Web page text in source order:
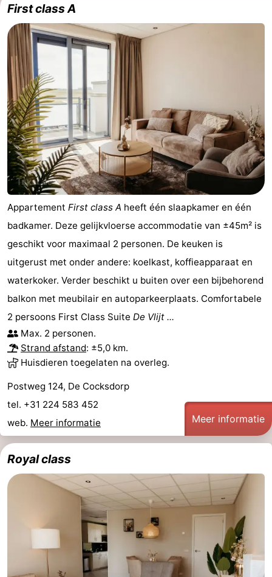
Holland
-
Natuur
Schoorlse
Duinen
-
Bergen
aan
Zee
-
Bergen
-
Alkmaar
-
Egmond
aan
Zee
-
Noordhollands
duinreservaat
Wijk
aan
Zee
-
Natuur
Zuid-
Kennermerland
-
Amsterdam
-
Haarlem
-
Contact
First class A
Appartement First class A heeft één slaapkamer en één
badkamer. Deze gelijkvloerse accommodatie van ±45m² is
geschikt voor maximaal 2 personen. De keuken is
uitgerust met onder andere: koelkast, koffieapparaat en
waterkoker. Verder beschikt u buiten over een bijbehorend
balkon met meubilair en autoparkeerplaats. Comfortabele
2 persoons First Class Suite De Vlijt ...
Max. 2 personen.
Strand afstand: ±5,0 km.
Huisdieren toegelaten na overleg.
Postweg 124, De Cocksdorp
tel. +31 224 583 452
web. Meer informatie Meer informatie
Royal class